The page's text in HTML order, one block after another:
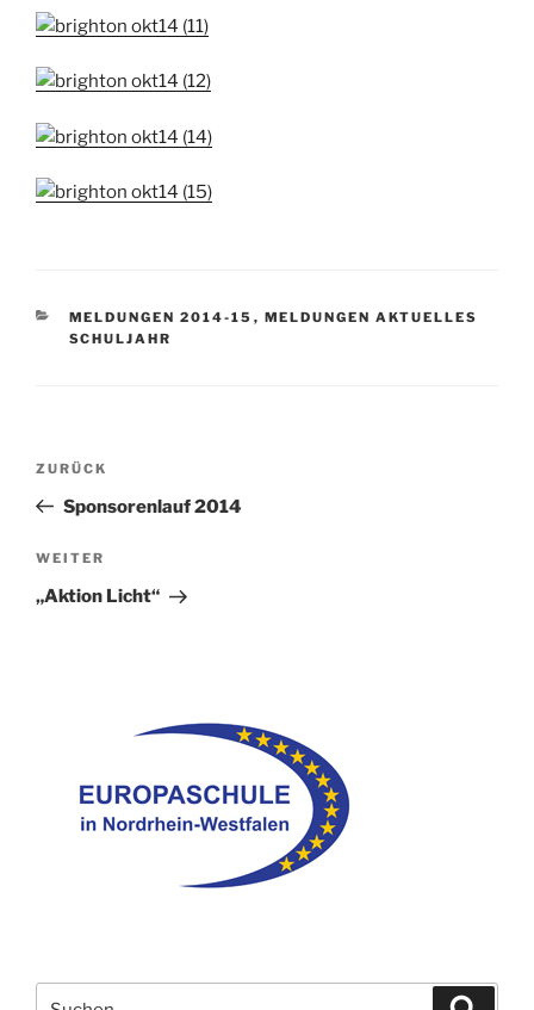
KATEGORIEN
MELDUNGEN 2014-15 , MELDUNGEN AKTUELLES
SCHULJAHR
Beitragsnavigation
Vorheriger
Beitrag
ZURÜCK
Sponsorenlauf 2014
Nächster
Beitrag
WEITER
„Aktion Licht“